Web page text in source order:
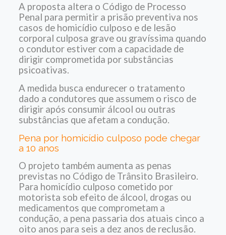
A proposta altera o Código de Processo
Penal para permitir a prisão preventiva nos
casos de homicídio culposo e de lesão
corporal culposa grave ou gravíssima quando
o condutor estiver com a capacidade de
dirigir comprometida por substâncias
psicoativas.
A medida busca endurecer o tratamento
dado a condutores que assumem o risco de
dirigir após consumir álcool ou outras
substâncias que afetam a condução.
Pena por homicídio culposo pode chegar
a 10 anos
O projeto também aumenta as penas
previstas no Código de Trânsito Brasileiro.
Para homicídio culposo cometido por
motorista sob efeito de álcool, drogas ou
medicamentos que comprometam a
condução, a pena passaria dos atuais cinco a
oito anos para seis a dez anos de reclusão.